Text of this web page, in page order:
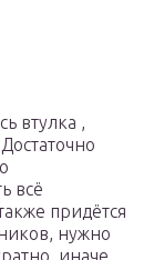
втулка ,
всё
придётся
нужно
иначе